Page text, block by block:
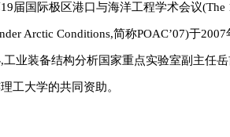
19届国际极区港口与海洋工程学术会议(The
Arctic Conditions,简称POAC’07)于
工业装备结构分析国家重点实验室副主任
工大学的共同资助。